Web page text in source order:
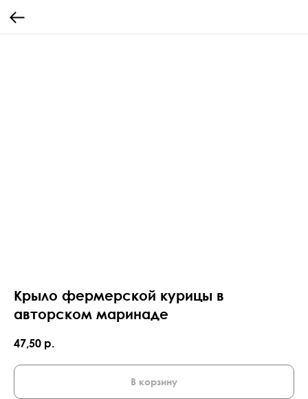
Крыло фермерской курицы в
авторском маринаде
47,50 р.
В корзину